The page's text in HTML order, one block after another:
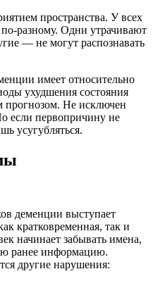
пространства. У всех
разному. Одни утрачивают
— не могут распознавать
имеет относительно
ухудшения состояния
прогнозом. Не исключен
если первопричину не
усугубляться.
деменции выступает
кратковременная, так и
начинает забывать имена,
ранее информацию.
другие нарушения: